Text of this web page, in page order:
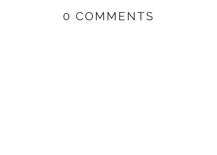
0 COMMENTS